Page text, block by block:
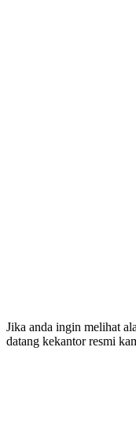
Jika anda ingin melihat
datang kekantor resmi